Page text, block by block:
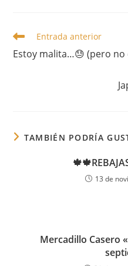
Leer
artículos
Entrada anterior
Estoy malita…😓 (pero no
TAMBIÉN PODRÍA
13 de
Mercadillo Casero